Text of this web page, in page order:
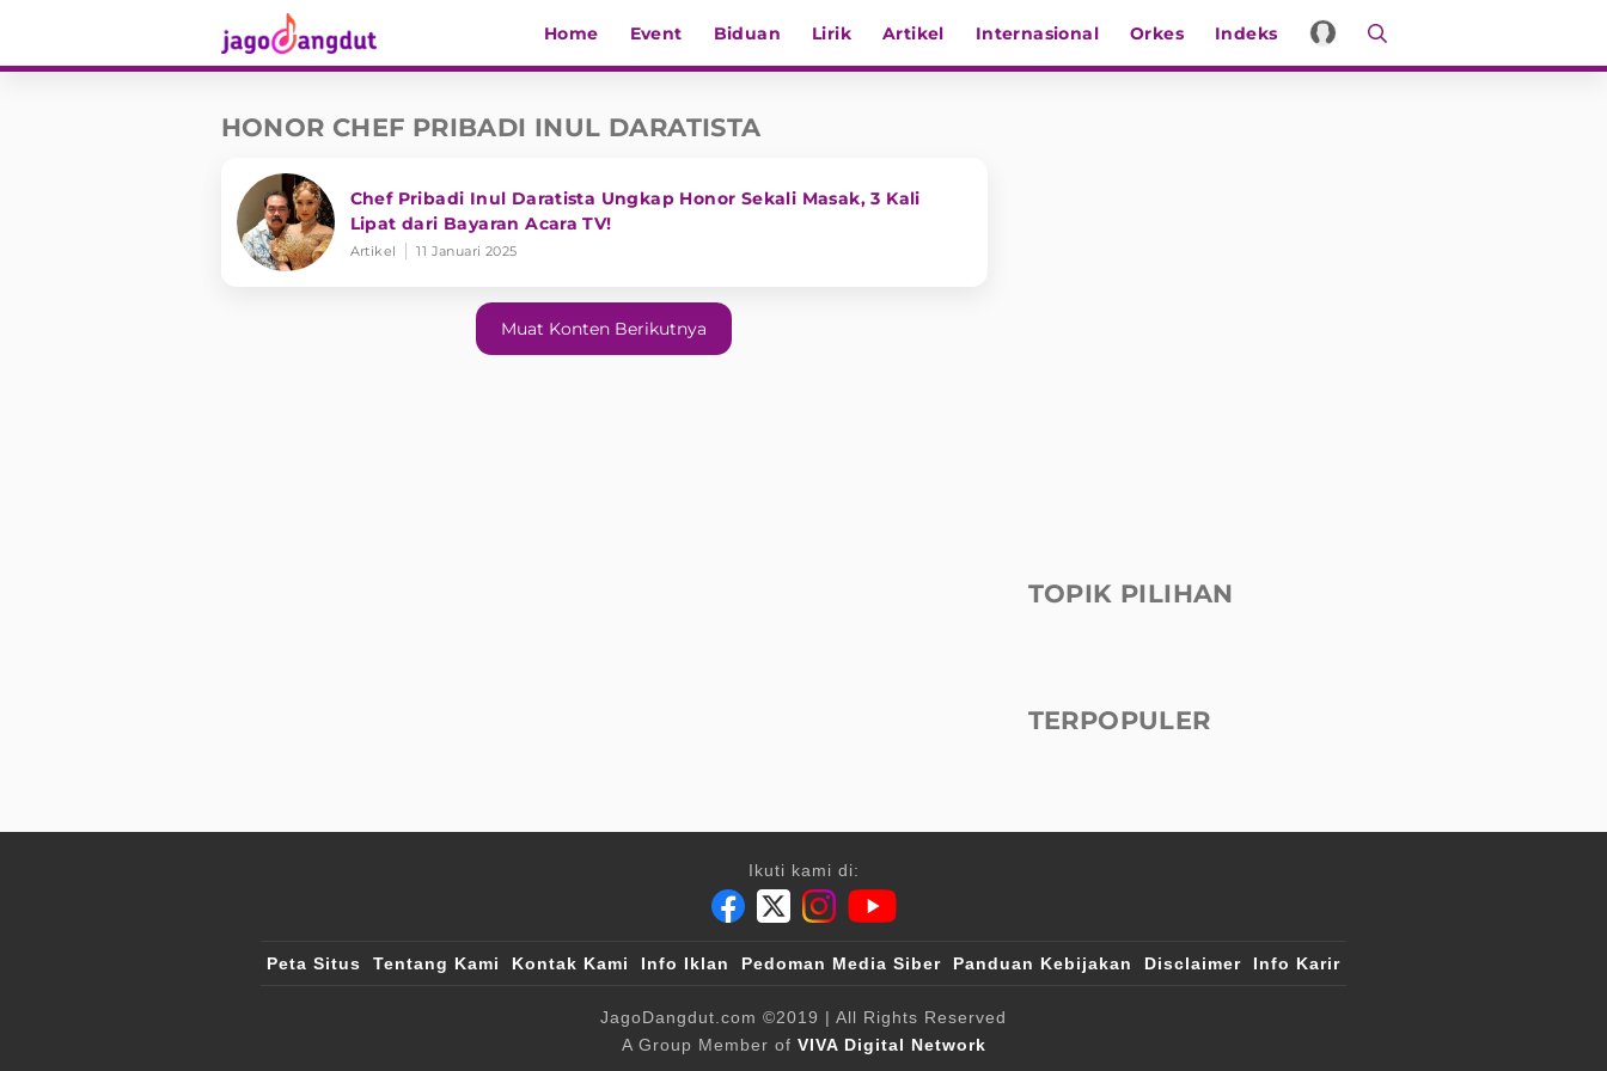
Home Event Biduan Lirik Artikel Internasional Orkes Indeks
HONOR CHEF PRIBADI INUL DARATISTA
Chef Pribadi Inul Daratista Ungkap Honor Sekali Masak, 3 Kali
Lipat dari Bayaran Acara TV!
Artikel 11 Januari 2025
Muat Konten Berikutnya
TOPIK PILIHAN
TERPOPULER
Ikuti kami di:
Peta Situs Tentang Kami Kontak Kami Info Iklan Pedoman Media Siber Panduan Kebijakan Disclaimer Info Karir
JagoDangdut.com ©2019 | All Rights Reserved
A Group Member of VIVA Digital Network